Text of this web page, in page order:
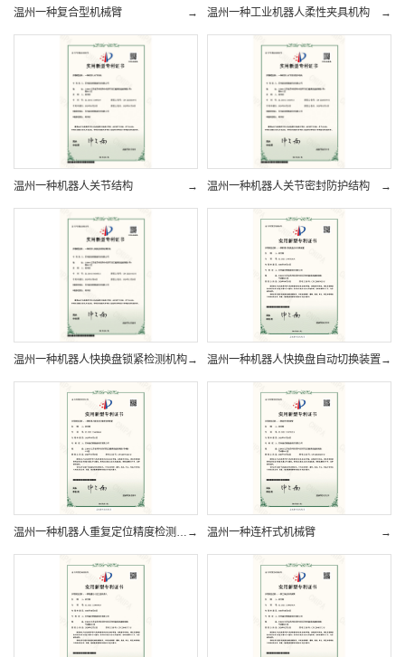
→
温州一种复合型机械臂 →
温州一种工业机器人柔性夹具机构
→
温州一种机器人关节结构 →
温州一种机器人关节密封防护结构
→
温州一种机器人快换盘锁紧检测机构 →
温州一种机器人快换盘自动切换装置
→
温州一种机器人重复定位精度检测装置 →
温州一种连杆式机械臂